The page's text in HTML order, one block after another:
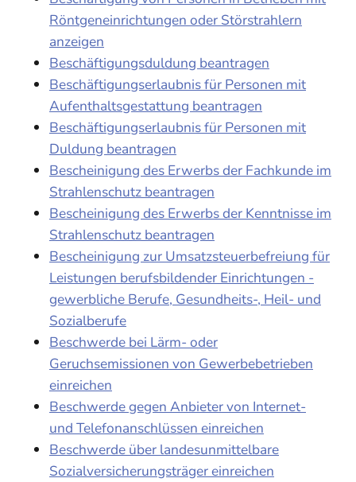
Röntgeneinrichtungen oder Störstrahlern
anzeigen
Beschäftigungsduldung beantragen
Beschäftigungserlaubnis für Personen mit
Aufenthaltsgestattung beantragen
Beschäftigungserlaubnis für Personen mit
Duldung beantragen
Bescheinigung des Erwerbs der Fachkunde im
Strahlenschutz beantragen
Bescheinigung des Erwerbs der Kenntnisse im
Strahlenschutz beantragen
Bescheinigung zur Umsatzsteuerbefreiung für
Leistungen berufsbildender Einrichtungen -
gewerbliche Berufe, Gesundheits-, Heil- und
Sozialberufe
Beschwerde bei Lärm- oder
Geruchsemissionen von Gewerbebetrieben
einreichen
Beschwerde gegen Anbieter von Internet-
und Telefonanschlüssen einreichen
Beschwerde über landesunmittelbare
Sozialversicherungsträger einreichen